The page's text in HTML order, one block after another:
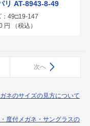
リ AT-8943-8-49
：49□19-147
円 （税込）
次へ
ネのサイズの見方について
度付メガネ・サングラスの